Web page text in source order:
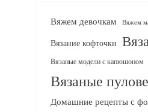
Вяжем девочкам Вяжем
Вязание кофточки
Вязаные модели с капюшоном
Вязаные
Домашние рецепты с